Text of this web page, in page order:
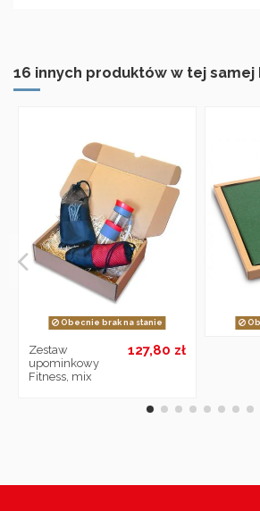
16 innych produktów w tej samej
Obecnie brak na stanie
Zestaw
upominkowy
Fitness, mix
127,80 zł